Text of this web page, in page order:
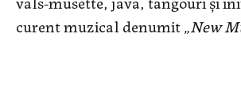
curent muzical denumit „New